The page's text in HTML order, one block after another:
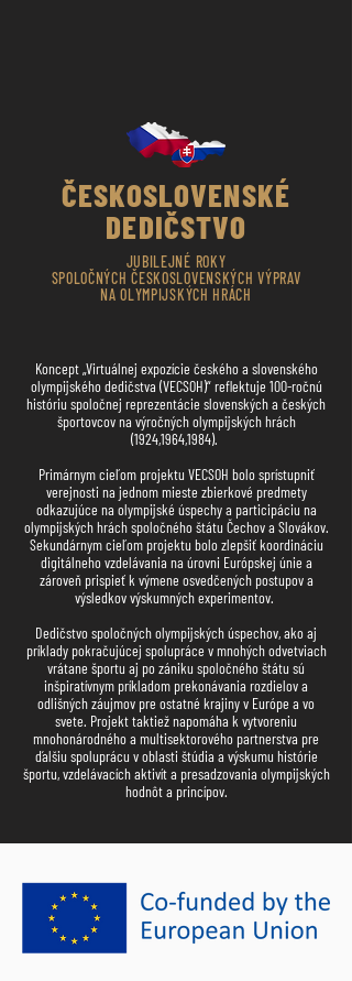
ČESKOSLOVENSKÉ
DEDIČSTVO
JUBILEJNÉ ROKY
SPOLOČNÝCH ČESKOSLOVENSKÝCH VÝPRAV
NA OLYMPIJSKÝCH HRÁCH
Koncept „Virtuálnej expozície českého a slovenského
olympijského dedičstva (VECSOH)“ reflektuje 100-ročnú
históriu spoločnej reprezentácie slovenských a českých
športovcov na výročných olympijských hrách
(1924,1964,1984).
Primárnym cieľom projektu VECSOH bolo sprístupniť
verejnosti na jednom mieste zbierkové predmety
odkazujúce na olympijské úspechy a participáciu na
olympijských hrách spoločného štátu Čechov a Slovákov.
Sekundárnym cieľom projektu bolo zlepšiť koordináciu
digitálneho vzdelávania na úrovni Európskej únie a
zároveň prispieť k výmene osvedčených postupov a
výsledkov výskumných experimentov.
Dedičstvo spoločných olympijských úspechov, ako aj
príklady pokračujúcej spolupráce v mnohých odvetviach
vrátane športu aj po zániku spoločného štátu sú
inšpiratívnym príkladom prekonávania rozdielov a
odlišných záujmov pre ostatné krajiny v Európe a vo
svete. Projekt taktiež napomáha k vytvoreniu
mnohonárodného a multisektorového partnerstva pre
ďalšiu spoluprácu v oblasti štúdia a výskumu histórie
športu, vzdelávacích aktivít a presadzovania olympijských
hodnôt a princípov.